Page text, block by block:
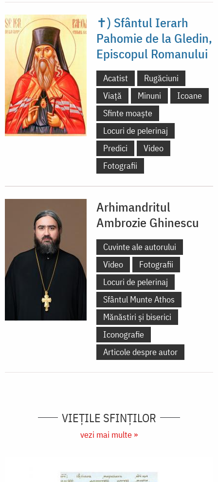
✝) Sfântul Ierarh
Pahomie de la Gledin,
Episcopul Romanului
Acatist
Rugăciuni
Viață
Minuni
Icoane
Sfinte moaște
Locuri de pelerinaj
Predici
Video
Fotografii
Arhimandritul
Ambrozie Ghinescu
Cuvinte ale autorului
Video
Fotografii
Locuri de pelerinaj
Sfântul Munte Athos
Mănăstiri și biserici
Iconografie
Articole despre autor
VIEŢILE SFINŢILOR
vezi mai multe »